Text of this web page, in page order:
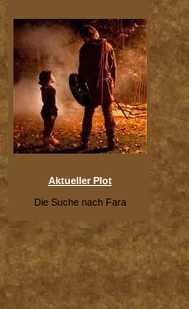
Aktueller Plot
Die Suche nach Fara